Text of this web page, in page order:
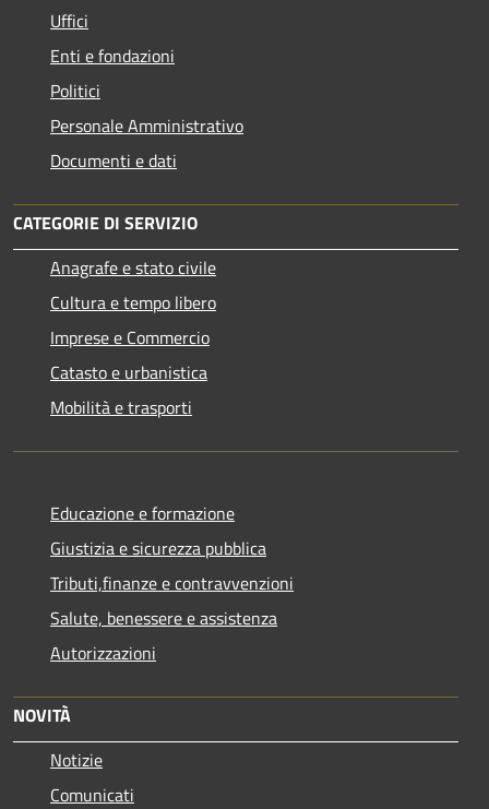
Uffici
Enti e fondazioni
Politici
Personale Amministrativo
Documenti e dati
CATEGORIE DI SERVIZIO
Anagrafe e stato civile
Cultura e tempo libero
Imprese e Commercio
Catasto e urbanistica
Mobilità e trasporti
Educazione e formazione
Giustizia e sicurezza pubblica
Tributi,finanze e contravvenzioni
Salute, benessere e assistenza
Autorizzazioni
NOVITÀ
Notizie
Comunicati